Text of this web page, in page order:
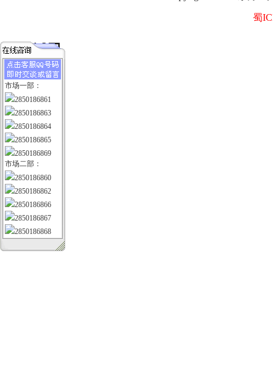
蜀
市场一部：
2850186861
2850186863
2850186864
2850186865
2850186869
市场二部：
2850186860
2850186862
2850186866
2850186867
2850186868